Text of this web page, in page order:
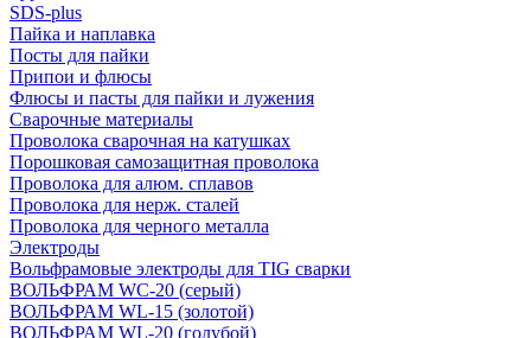
SDS-plus
Пайка и наплавка
Посты для пайки
Припои и флюсы
Флюсы и пасты для пайки и лужения
Сварочные материалы
Проволока сварочная на катушках
Порошковая самозащитная проволока
Проволока для алюм. сплавов
Проволока для нерж. сталей
Проволока для черного металла
Электроды
Вольфрамовые электроды для TIG сварки
ВОЛЬФРАМ WC-20 (серый)
ВОЛЬФРАМ WL-15 (золотой)
ВОЛЬФРАМ WL-20 (голубой)